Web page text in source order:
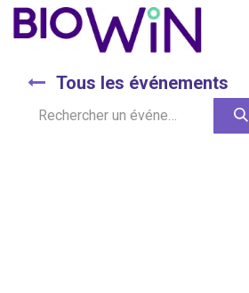
Tous les événements